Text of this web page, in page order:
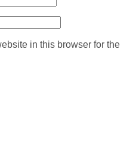
in this browser for the